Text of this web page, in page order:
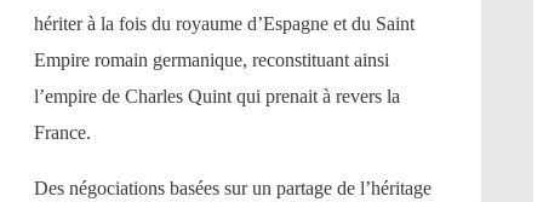
hériter à la fois du royaume d’Espagne et du Saint
Empire romain germanique, reconstituant ainsi
l’empire de Charles Quint qui prenait à revers la
France.
Des négociations basées sur un partage de l’héritage